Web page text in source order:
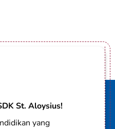
St. Aloysius!
yang